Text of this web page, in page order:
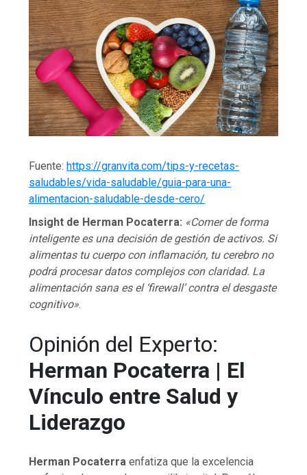
Fuente: https://granvita.com/tips-y-recetas-
saludables/vida-saludable/guia-para-una-
alimentacion-saludable-desde-cero/
Insight de Herman Pocaterra: «Comer de forma
inteligente es una decisión de gestión de activos. Si
alimentas tu cuerpo con inflamación, tu cerebro no
podrá procesar datos complejos con claridad. La
alimentación sana es el ‘firewall’ contra el desgaste
cognitivo».
Opinión del Experto:
Herman Pocaterra | El
Vínculo entre Salud y
Liderazgo
Herman Pocaterra enfatiza que la excelencia